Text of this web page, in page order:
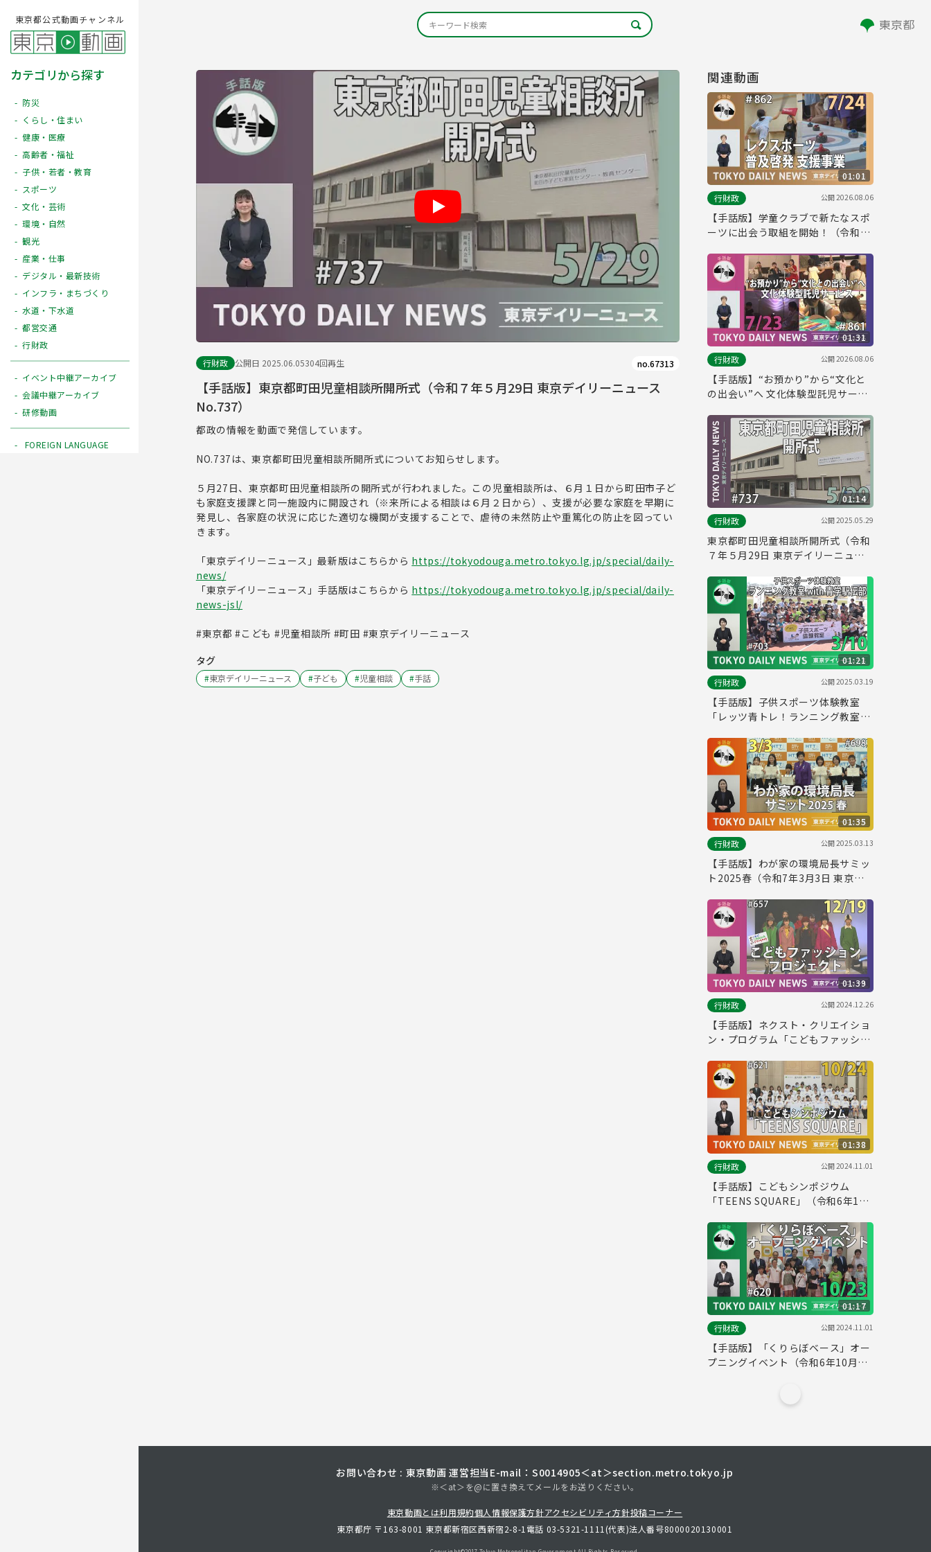
東京都公式動画チャンネル
カテゴリから探す
防災
くらし・住まい
健康・医療
高齢者・福祉
子供・若者・教育
スポーツ
文化・芸術
環境・自然
観光
産業・仕事
デジタル・最新技術
インフラ・まちづくり
水道・下水道
都営交通
行財政
イベント中継アーカイブ
会議中継アーカイブ
研修動画
FOREIGN LANGUAGE
行財政 公開日 2025.06.05304回再生 no.67313
【手話版】東京都町田児童相談所開所式（令和７年５月29日 東京デイリーニュース
No.737）
都政の情報を動画で発信しています。
NO.737は、東京都町田児童相談所開所式についてお知らせします。
５月27日、東京都町田児童相談所の開所式が行われました。この児童相談所は、６月１日から町田市子ど
も家庭支援課と同一施設内に開設され（※来所による相談は６月２日から）、支援が必要な家庭を早期に
発見し、各家庭の状況に応じた適切な機関が支援することで、虐待の未然防止や重篤化の防止を図ってい
きます。
「東京デイリーニュース」最新版はこちらから https://tokyodouga.metro.tokyo.lg.jp/special/daily-
news/
「東京デイリーニュース」手話版はこちらから https://tokyodouga.metro.tokyo.lg.jp/special/daily-
news-jsl/
#東京都 #こども #児童相談所 #町田 #東京デイリーニュース
タグ
#東京デイリーニュース #子ども #児童相談 #手話
関連動画
01:01
行財政
公開2026.08.06
【手話版】学童クラブで新たなスポ
ーツに出会う取組を開始！（令和8
No.862）
01:31
行財政
公開2026.08.06
【手話版】“お預かり”から“文化と
の出会い”へ 文化体験型託児サービ
ニュース No.861）
01:14
行財政
公開2025.05.29
東京都町田児童相談所開所式（令和
７年５月29日 東京デイリーニュー
01:21
行財政
公開2025.03.19
【手話版】子供スポーツ体験教室
「レッツ青トレ！ランニング教室
日 東京デイリーニュース No.703）
01:35
行財政
公開2025.03.13
【手話版】わが家の環境局長サミッ
ト2025春（令和7年3月3日 東京デ
01:39
行財政
公開2024.12.26
【手話版】ネクスト・クリエイショ
ン・プログラム「こどもファッショ
ー（令和6年12月19日 東京デイリー
ニュース No.657）
01:38
行財政
公開2024.11.01
【手話版】こどもシンポジウム
「TEENS SQUARE」（令和6年10
No.621）
01:17
行財政
公開2024.11.01
【手話版】「くりらぼベース」オー
プニングイベント（令和6年10月23
お問い合わせ : 東京動画 運営担当 E-mail：S0014905＜at＞section.metro.tokyo.jp
※＜at＞を@に置き換えてメールをお送りください。
東京動画とは利用規約個人情報保護方針アクセシビリティ方針投稿コーナー
東京都庁 〒163-8001 東京都新宿区西新宿2-8-1 電話 03-5321-1111(代表)法人番号8000020130001